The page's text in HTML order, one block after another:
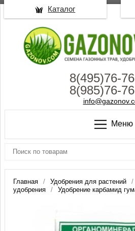
8(495)76-
8(985)76-
Меню
Главная Удобрения для растений
удобрения
Удобрение карбамид
Каталог